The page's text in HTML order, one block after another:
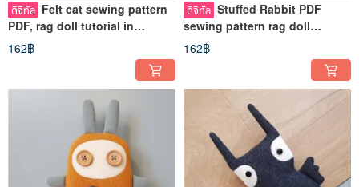
ดิจิทัล Felt cat sewing pattern
PDF, rag doll tutorial in
162฿
ดิจิทัล Stuffed Rabbit PDF
sewing pattern rag doll
tutorial in English Digital
download
162฿